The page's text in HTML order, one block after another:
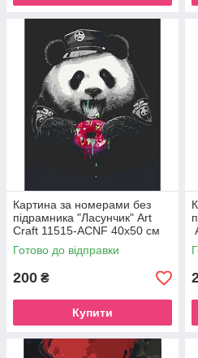
Картина за номерами без
підрамника "Ласунчик" Art
Craft 11515-ACNF 40х50 см
Готово до відправки
200 ₴
Купити
см